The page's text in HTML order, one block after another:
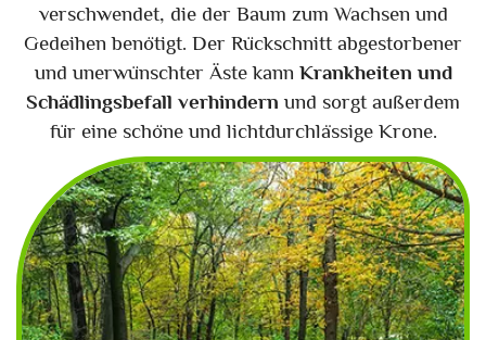
verschwendet, die der Baum zum Wachsen und
Gedeihen benötigt. Der Rückschnitt abgestorbener
und unerwünschter Äste kann Krankheiten und
Schädlingsbefall verhindern und sorgt außerdem
für eine schöne und lichtdurchlässige Krone.